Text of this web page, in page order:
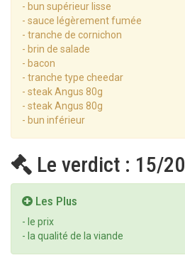
- bun supérieur lisse
- sauce légèrement fumée
- tranche de cornichon
- brin de salade
- bacon
- tranche type cheedar
- steak Angus 80g
- steak Angus 80g
- bun inférieur
Le verdict : 15/20
Les Plus
- le prix
- la qualité de la viande